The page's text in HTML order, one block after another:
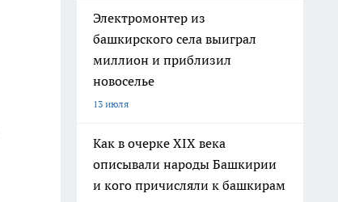
Электромонтер из
башкирского села выиграл
миллион и приблизил
новоселье
13 июля
Как в очерке XIX века
описывали народы Башкирии
и кого причисляли к башкирам